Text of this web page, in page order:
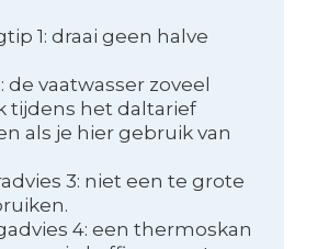
1: draai geen halve
de vaatwasser zoveel
tijdens het daltarief
als je hier gebruik van
3: niet een te grote
4: een thermoskan